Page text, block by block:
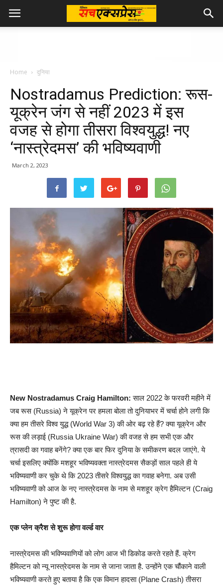
Home दुनिया
Nostradamus Prediction: रूस-
यूक्रेन जंग से नहीं 2023 में इस
वजह से होगा तीसरा विश्वयुद्ध! नए
‘नास्त्रेदमस’ की भविष्यवाणी
March 2, 2023
New Nostradamus Craig Hamilton: साल 2022 के फरवरी महीने में
जब रूस (Russia) ने यूक्रेन पर हमला बोला तो दुनियाभर में चर्चा होने लगी कि
क्या हम तीसरे विश्व युद्ध (World War 3) की ओर बढ़ रहे हैं? क्या यूक्रेन और
रूस की लड़ाई (Russia Ukraine War) की वजह से हम सभी एक और
त्रासदी का गवाह बनेंगे? क्या एक बार फिर दुनिया के समीकरण बदल जाएंगे. ये
चर्चा इसलिए क्योंकि मशहूर भविष्यवक्ता नास्त्रेदमस सैकड़ों साल पहले ही ये
भविष्यवाणी कर चुके थे कि 2023 तीसरे विश्वयुद्ध का गवाह बनेगा. अब उसी
भविष्यवाणी को आज के नए नास्त्रेदमस के नाम से मशहूर क्रेग हैमिल्टन (Craig
Hamilton) ने पुष्ट की है.
एक प्लेन क्रैश से शुरू होगा वर्ल्ड वार
नास्त्रेदमस की भविष्यवाणियों को लोग आज भी डिकोड करते रहते हैं. क्रेग
हैमिल्टन को न्यू नास्त्रेदमस के नाम से जाना जाता है. उन्होंने एक चौंकाने वाली
भविष्यवाणी करते हुए बताया है कि एक विमान हादसा (Plane Crash) तीसरा